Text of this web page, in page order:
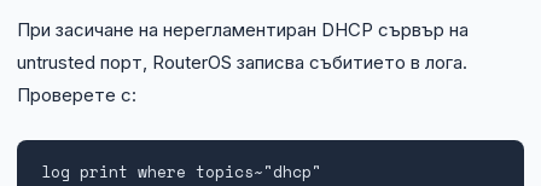
При засичане на нерегламентиран DHCP сървър на
untrusted порт, RouterOS записва събитието в лога.
Проверете с:
log print where topics~"dhcp"